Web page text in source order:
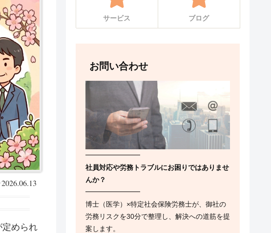
2026.06.13
定められ
サービス ブログ
お問い合わせ
━━━━━━━━
社員対応や労務トラブルにお困りではありませ
んか？
━━━━━━━━
博士（医学）×特定社会保険労務士が、御社の
労務リスクを30分で整理し、解決への道筋を提
案します。